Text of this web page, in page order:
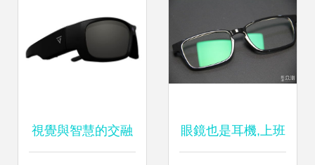
視覺與智慧的交融 眼鏡也是耳機,上班